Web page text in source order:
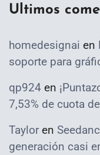
Ultimos
homedesignai en
soporte para
qp924 en
7,53% de cuota
Taylor en
generación casi